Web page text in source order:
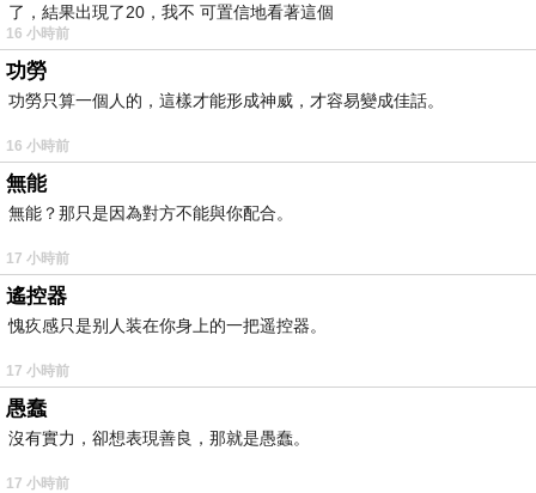
了，結果出現了20，我不 可置信地看著這個
16 小時前
功勞
功勞只算一個人的，這樣才能形成神威，才容易變成佳話。
16 小時前
無能
無能？那只是因為對方不能與你配合。
17 小時前
遙控器
愧疚感只是别人装在你身上的一把遥控器。
17 小時前
愚蠢
沒有實力，卻想表現善良，那就是愚蠢。
17 小時前